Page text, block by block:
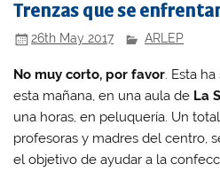
Trenzas que se
26th May 2017 ARLEP
No muy corto, por favor. Esta
esta mañana, en una aula de La
una horas, en peluquería. Un
profesoras y madres del centro,
el objetivo de ayudar a la